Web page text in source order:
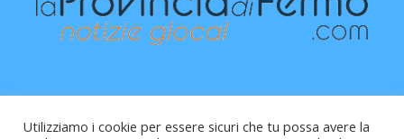
Utilizziamo i cookie per essere sicuri che tu possa avere la